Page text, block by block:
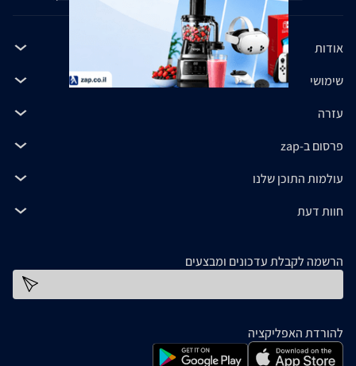
אודות
שימושי
עזרה
פרסום ב-zap
עולמות התוכן שלנו
חוות דעת
הרשמה לקבלת עדכונים ומבצעים
להורדת האפליקציה